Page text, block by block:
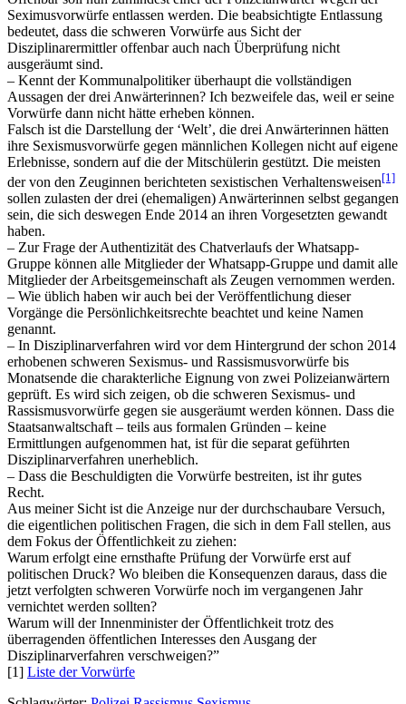
Seximusvorwürfe entlassen werden. Die beabsichtigte Entlassung
bedeutet, dass die schweren Vorwürfe aus Sicht der
Disziplinarermittler offenbar auch nach Überprüfung nicht
ausgeräumt sind.
– Kennt der Kommunalpolitiker überhaupt die vollständigen
Aussagen der drei Anwärterinnen? Ich bezweifele das, weil er seine
Vorwürfe dann nicht hätte erheben können.
Falsch ist die Darstellung der ‘Welt’, die drei Anwärterinnen hätten
ihre Sexismusvorwürfe gegen männlichen Kollegen nicht auf eigene
Erlebnisse, sondern auf die der Mitschülerin gestützt. Die meisten
der von den Zeuginnen berichteten sexistischen Verhaltensweisen[1]
sollen zulasten der drei (ehemaligen) Anwärterinnen selbst gegangen
sein, die sich deswegen Ende 2014 an ihren Vorgesetzten gewandt
haben.
– Zur Frage der Authentizität des Chatverlaufs der Whatsapp-
Gruppe können alle Mitglieder der Whatsapp-Gruppe und damit alle
Mitglieder der Arbeitsgemeinschaft als Zeugen vernommen werden.
– Wie üblich haben wir auch bei der Veröffentlichung dieser
Vorgänge die Persönlichkeitsrechte beachtet und keine Namen
genannt.
– In Disziplinarverfahren wird vor dem Hintergrund der schon 2014
erhobenen schweren Sexismus- und Rassismusvorwürfe bis
Monatsende die charakterliche Eignung von zwei Polizeianwärtern
geprüft. Es wird sich zeigen, ob die schweren Sexismus- und
Rassismusvorwürfe gegen sie ausgeräumt werden können. Dass die
Staatsanwaltschaft – teils aus formalen Gründen – keine
Ermittlungen aufgenommen hat, ist für die separat geführten
Disziplinarverfahren unerheblich.
– Dass die Beschuldigten die Vorwürfe bestreiten, ist ihr gutes
Recht.
Aus meiner Sicht ist die Anzeige nur der durchschaubare Versuch,
die eigentlichen politischen Fragen, die sich in dem Fall stellen, aus
dem Fokus der Öffentlichkeit zu ziehen:
Warum erfolgt eine ernsthafte Prüfung der Vorwürfe erst auf
politischen Druck? Wo bleiben die Konsequenzen daraus, dass die
jetzt verfolgten schweren Vorwürfe noch im vergangenen Jahr
vernichtet werden sollten?
Warum will der Innenminister der Öffentlichkeit trotz des
überragenden öffentlichen Interesses den Ausgang der
Disziplinarverfahren verschweigen?”
[1] Liste der Vorwürfe